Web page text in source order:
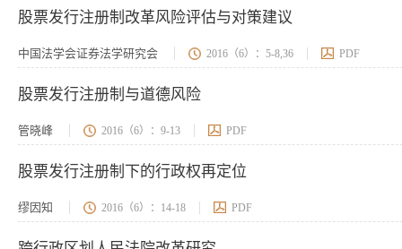
股票发行注册制改革风险评估与对策建议
中国法学会证券法学研究会 2016（6）：5-8,36 PDF
股票发行注册制与道德风险
管晓峰 2016（6）：9-13 PDF
股票发行注册制下的行政权再定位
缪因知 2016（6）：14-18 PDF